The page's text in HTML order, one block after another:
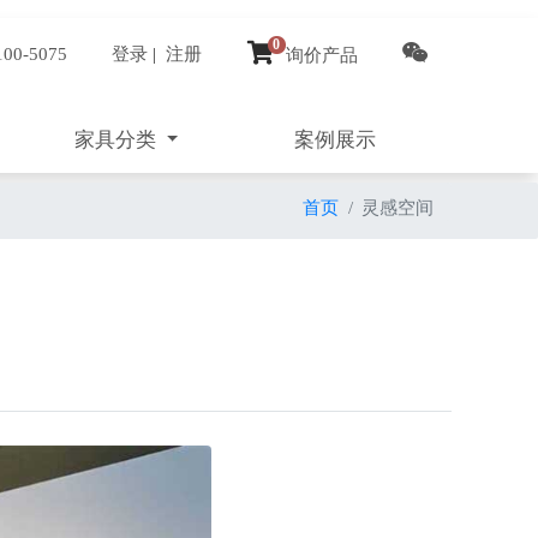
5075 登录 |注册 0
询价产品
家具分类 案例展示
首页 灵感空间